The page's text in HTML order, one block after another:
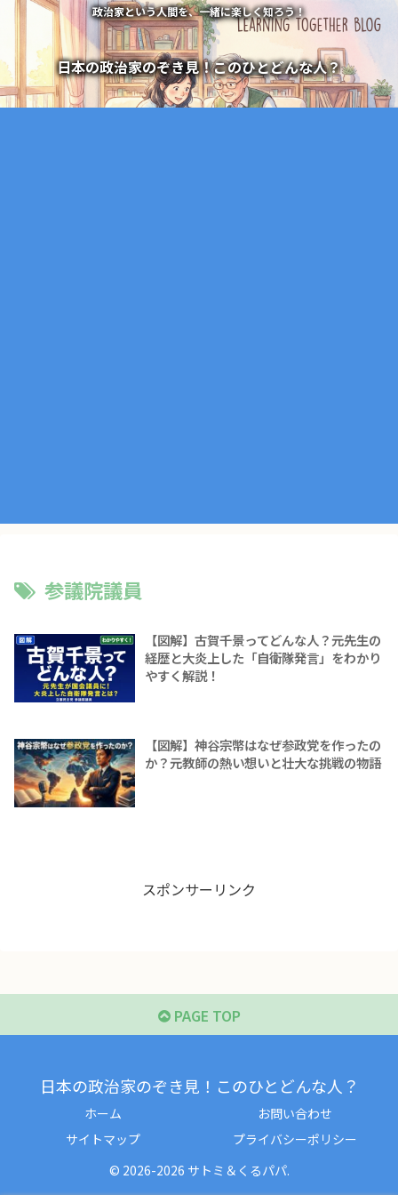
政治家という人間を、一緒に楽しく知ろう！
日本の政治家のぞき見！このひとどんな人？
参議院議員
【図解】古賀千景ってどんな人？元先生の
経歴と大炎上した「自衛隊発言」をわかり
やすく解説！
【図解】神谷宗幣はなぜ参政党を作ったの
か？元教師の熱い想いと壮大な挑戦の物語
スポンサーリンク
PAGE TOP
日本の政治家のぞき見！このひとどんな人？
ホーム
お問い合わせ
サイトマップ
プライバシーポリシー
© 2026-2026 サトミ＆くるパパ.